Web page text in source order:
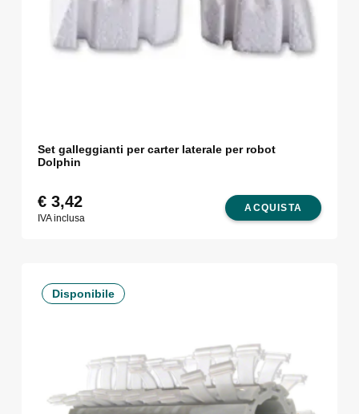
Set galleggianti per carter laterale per robot
Dolphin
ACQUISTA
€3,42
IVA inclusa
Disponibile